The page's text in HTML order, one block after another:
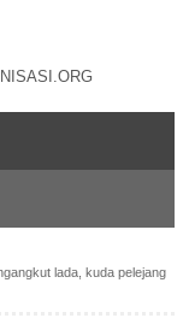
lada, kuda pelejang